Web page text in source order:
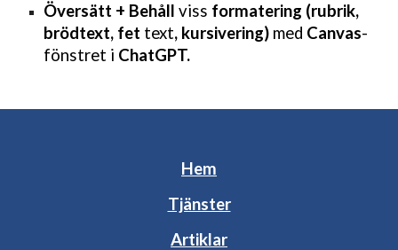
Översätt + Behållviss formatering (rubrik,
brödtext, fet text, kursivering) med Canvas-
fönstret i ChatGPT.
Hem
Tjänster
Artiklar